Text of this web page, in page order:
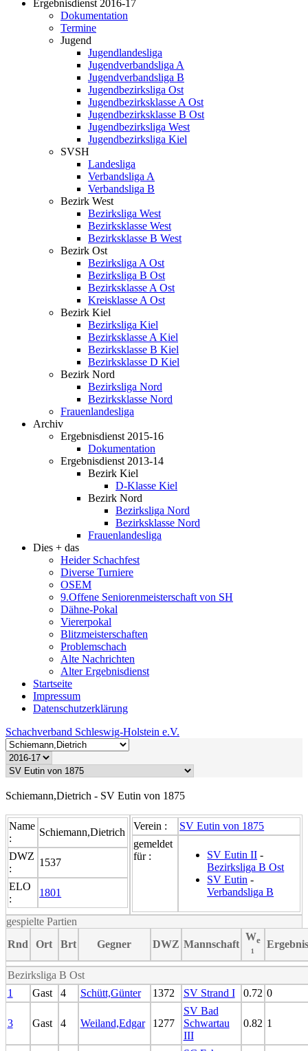
Ergebnisdienst 2016-17
Dokumentation
Termine
Jugend
Jugendlandesliga
Jugendverbandsliga A
Jugendverbandsliga B
Jugendbezirksliga Ost
Jugendbezirksklasse A Ost
Jugendbezirksklasse B Ost
Jugendbezirksliga West
Jugendbezirksliga Kiel
SVSH
Landesliga
Verbandsliga A
Verbandsliga B
Bezirk West
Bezirksliga West
Bezirksklasse West
Bezirksklasse B West
Bezirk Ost
Bezirksliga A Ost
Bezirksliga B Ost
Bezirksklasse A Ost
Kreisklasse A Ost
Bezirk Kiel
Bezirksliga Kiel
Bezirksklasse A Kiel
Bezirksklasse B Kiel
Bezirksklasse D Kiel
Bezirk Nord
Bezirksliga Nord
Bezirksklasse Nord
Frauenlandesliga
Archiv
Ergebnisdienst 2015-16
Dokumentation
Ergebnisdienst 2013-14
Bezirk Kiel
D-Klasse Kiel
Bezirk Nord
Bezirksliga Nord
Bezirksklasse Nord
Frauenlandesliga
Dies + das
Heider Schachfest
Diverse Turniere
OSEM
9.Offene Seniorenmeisterschaft von SH
Dähne-Pokal
Viererpokal
Blitzmeisterschaften
Problemschach
Alte Nachrichten
Alter Ergebnisdienst
Startseite
Impressum
Datenschutzerklärung
Schachverband Schleswig-Holstein e.V.
Schiemann,Dietrich - SV Eutin von 1875
Name
:
Schiemann,Dietrich
DWZ
:
1537
ELO
:
1801
Verein :
SV Eutin von 1875
gemeldet
für :
SV Eutin II -
Bezirksliga B Ost
SV Eutin -
Verbandsliga B
gespielte Partien
Rnd
Ort Brt Gegner DWZ Mannschaft
We
¹
Ergebnis
Bezirksliga B Ost
1
Gast 4 Schütt,Günter 1372 SV Strand I 0.72 0
3 Gast 4 Weiland,Edgar 1277
SV Bad
Schwartau
III
0.82 1